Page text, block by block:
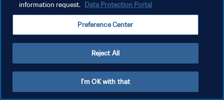
information request. Data Protection Portal
Preference Center
Reject All
I'm OK with that